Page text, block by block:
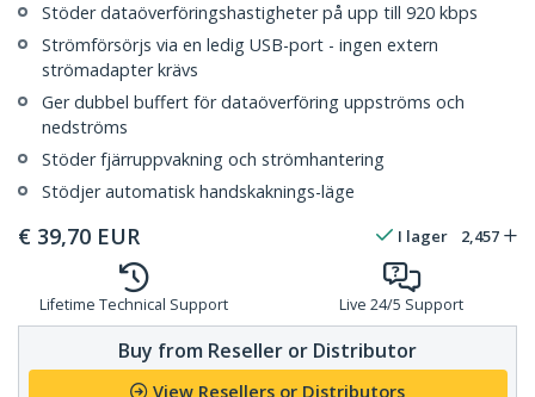
Stöder dataöverföringshastigheter på upp till 920 kbps
Strömförsörjs via en ledig USB-port - ingen extern
strömadapter krävs
Ger dubbel buffert för dataöverföring uppströms och
nedströms
Stöder fjärruppvakning och strömhantering
Stödjer automatisk handskaknings-läge
€ 39,70 EUR I lager 2,457
Lifetime Technical Support Live 24/5 Support
Buy from Reseller or Distributor
View Resellers or Distributors